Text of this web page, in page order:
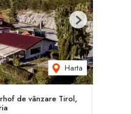
Harta
Next
de vânzare Tirol,